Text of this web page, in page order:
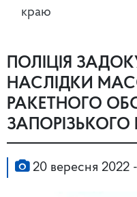
краю
ПОЛІЦІЯ
НАСЛІДКИ
РАКЕТНОГО
20 вересня 2022